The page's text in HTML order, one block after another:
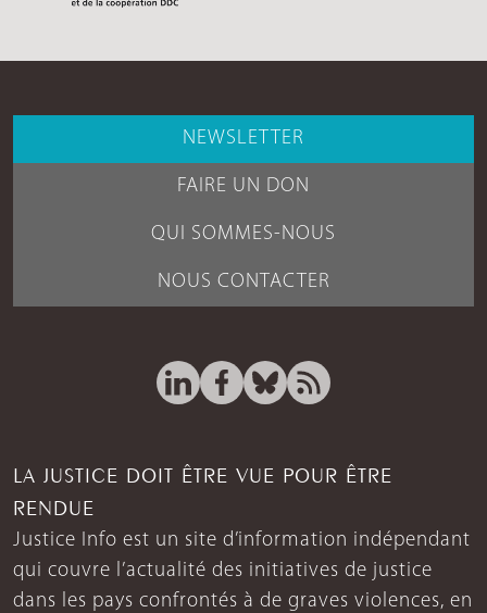
NEWSLETTER
FAIRE UN DON
QUI SOMMES-NOUS
NOUS CONTACTER
LA JUSTICE DOIT ÊTRE VUE POUR ÊTRE
RENDUE
Justice Info est un site d’information indépendant
qui couvre l’actualité des initiatives de justice
dans les pays confrontés à de graves violences, en